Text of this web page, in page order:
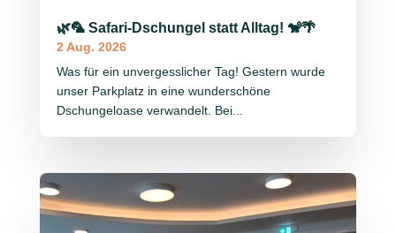
🌿🦜 Safari-Dschungel statt Alltag! 🐒🌴
2 Aug. 2026
Was für ein unvergesslicher Tag! Gestern wurde
unser Parkplatz in eine wunderschöne
Dschungeloase verwandelt. Bei...